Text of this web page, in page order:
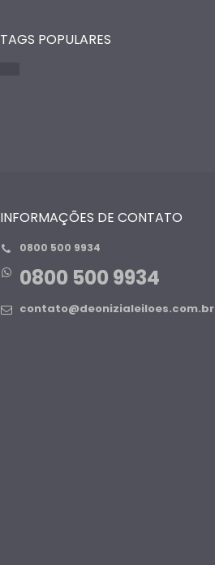
TAGS POPULARES
INFORMAÇÕES DE CONTATO
0800 500 9934
0800 500 9934
contato@deonizialeiloes.com.br